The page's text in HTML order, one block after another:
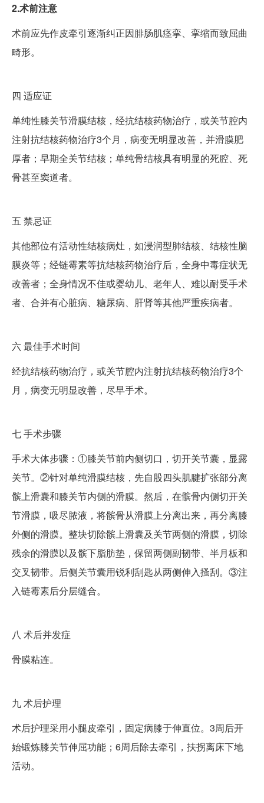
2.术前注意
术前应先作皮牵引逐渐纠正因腓肠肌痉挛、挛缩而致屈曲
畸形。
四 适应证
单纯性膝关节滑膜结核，经抗结核药物治疗，或关节腔内
注射抗结核药物治疗3个月，病变无明显改善，并滑膜肥
厚者；早期全关节结核；单纯骨结核具有明显的死腔、死
骨甚至窦道者。
五 禁忌证
其他部位有活动性结核病灶，如浸润型肺结核、结核性脑
膜炎等；经链霉素等抗结核药物治疗后，全身中毒症状无
改善者；全身情况不佳或婴幼儿、老年人、难以耐受手术
者、合并有心脏病、糖尿病、肝肾等其他严重疾病者。
六最佳手术时间
经抗结核药物治疗，或关节腔内注射抗结核药物治疗3个
月，病变无明显改善，尽早手术。
七手术步骤
手术大体步骤：①膝关节前内侧切口，切开关节囊，显露
关节。②针对单纯滑膜结核，先自股四头肌腱扩张部分离
髌上滑囊和膝关节内侧的滑膜。然后，在髌骨内侧切开关
节滑膜，吸尽脓液，将髌骨从滑膜上分离出来，再分离膝
外侧的滑膜。整块切除髌上滑囊及关节两侧的滑膜，切除
残余的滑膜以及髌下脂肪垫，保留两侧副韧带、半月板和
交叉韧带。后侧关节囊用锐利刮匙从两侧伸入搔刮。③注
入链霉素后分层缝合。
八 术后并发症
骨膜粘连。
九术后护理
术后护理采用小腿皮牵引，固定病膝于伸直位。3周后开
始锻炼膝关节伸屈功能；6周后除去牵引，扶拐离床下地
活动。